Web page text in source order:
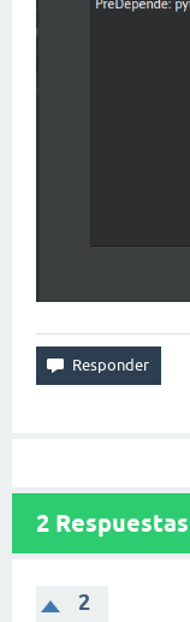
2 Respuestas
2